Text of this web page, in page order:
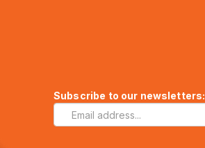
Subscribe to our newsletters: